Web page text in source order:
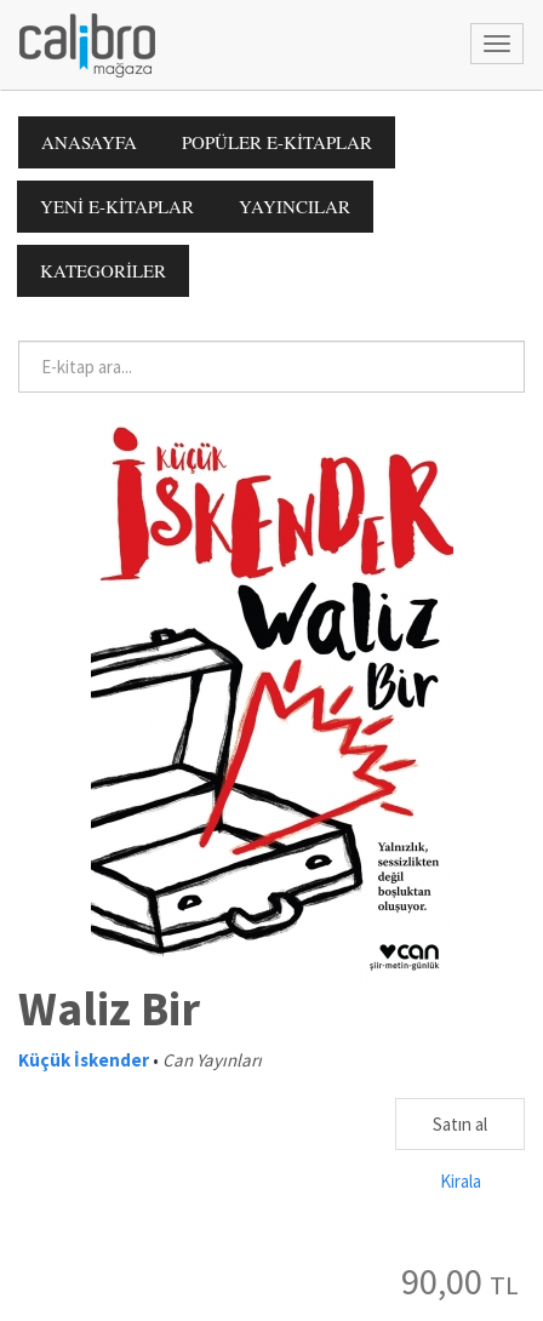
ANASAYFA POPÜLER E-KİTAPLAR
YENİ E-KİTAPLAR YAYINCILAR
KATEGORİLER
Waliz Bir
Küçük İskender • Can Yayınları
Satın al
Kirala
90,00 TL